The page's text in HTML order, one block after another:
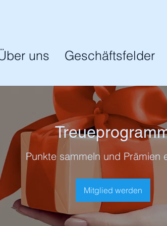
uns Geschäftsfelder
Punkte sammeln und Prämien
Mitglied werden